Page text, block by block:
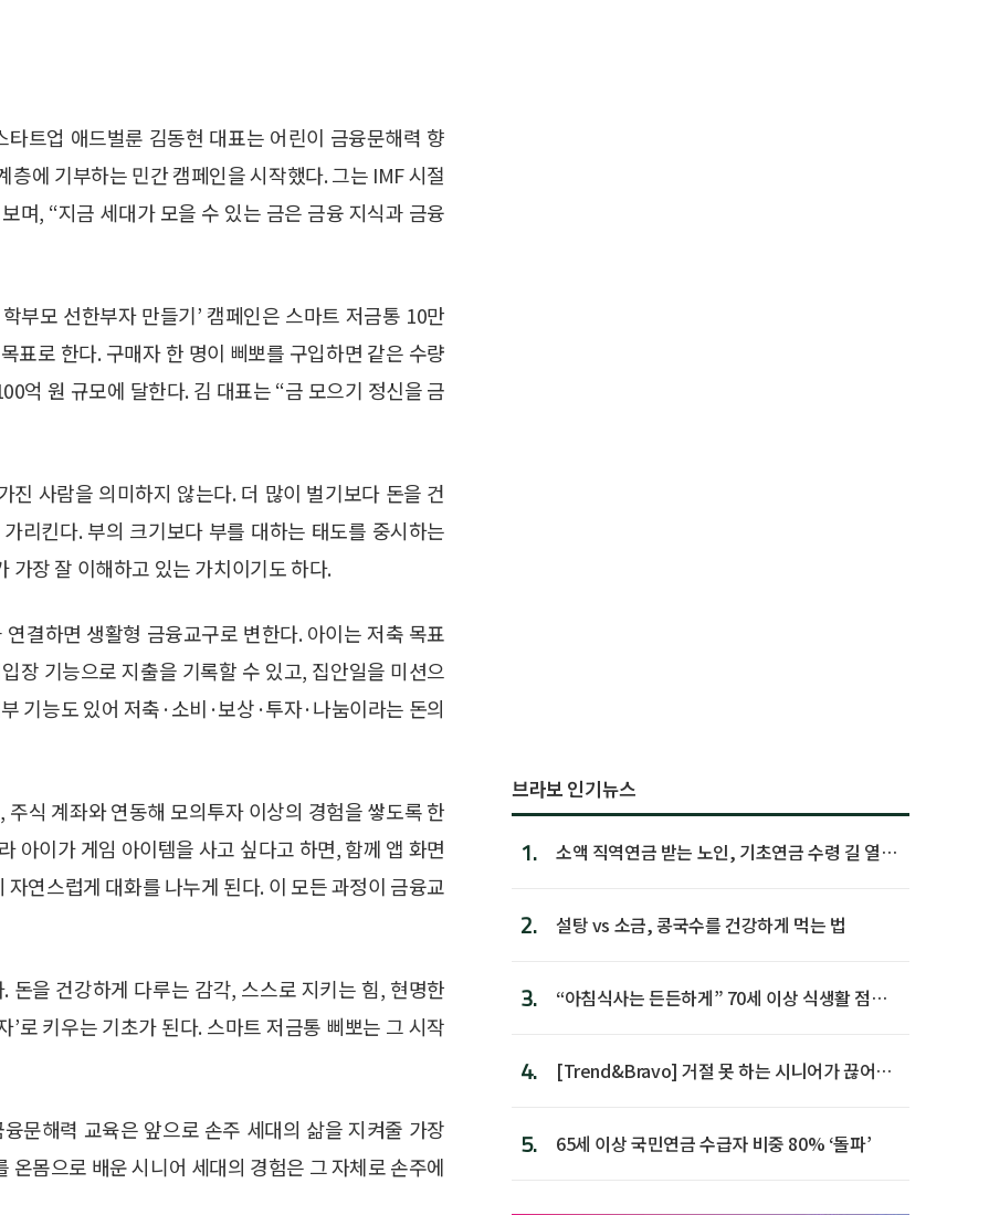
트업 애드벌룬 김동현 대표는 어린이 금융문해력 향
층에 기부하는 민간 캠페인을 시작했다. 그는 IMF 시절
며, “지금 세대가 모을 수 있는 금은 금융 지식과 금융
부모 선한부자 만들기’ 캠페인은 스마트 저금통 10만
표로 한다. 구매자 한 명이 삐뽀를 구입하면 같은 수량
억 원 규모에 달한다. 김 대표는 “금 모으기 정신을 금
진 사람을 의미하지 않는다. 더 많이 벌기보다 돈을 건
리킨다. 부의 크기보다 부를 대하는 태도를 중시하는
가장 잘 이해하고 있는 가치이기도 하다.
결하면 생활형 금융교구로 변한다. 아이는 저축 목표
장 기능으로 지출을 기록할 수 있고, 집안일을 미션으
기능도 있어 저축·소비·보상·투자·나눔이라는 돈의
식 계좌와 연동해 모의투자 이상의 경험을 쌓도록 한
아이가 게임 아이템을 사고 싶다고 하면, 함께 앱 화면
연스럽게 대화를 나누게 된다. 이 모든 과정이 금융교
을 건강하게 다루는 감각, 스스로 지키는 힘, 현명한
로 키우는 기초가 된다. 스마트 저금통 삐뽀는 그 시작
문해력 교육은 앞으로 손주 세대의 삶을 지켜줄 가장
몸으로 배운 시니어 세대의 경험은 그 자체로 손주에
브라보 인기뉴스
1.
소액 직역연금 받는 노인, 기초연금 수령 길 열린
2. 설탕 vs 소금, 콩국수를 건강하게 먹는 법
3.
“아침식사는 든든하게” 70세 이상 식생활 점수
4.
[Trend&Bravo] 거절 못 하는 시니어가 끊어야
5. 65세 이상 국민연금 수급자 비중 80% ‘돌파’